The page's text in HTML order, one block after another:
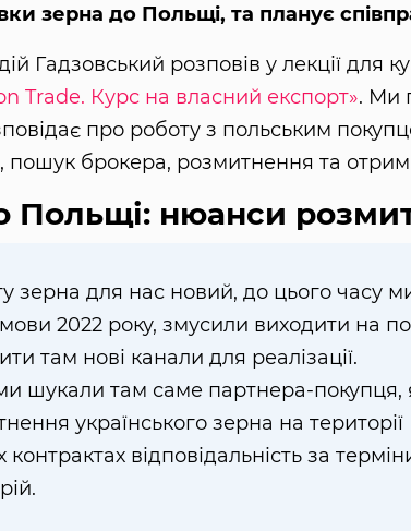
зерна до Польщі, та планує
Гадзовський розповів у лекції для
Trade. Курс на власний експорт». Ми
про роботу з польським
пошук брокера, розмитнення та
Польщі: нюанси
зерна для нас новий, до цього часу
2022 року, змусили виходити на
там нові канали для реалізації.
шукали там саме партнера-покупця,
українського зерна на
контрактах відповідальність за